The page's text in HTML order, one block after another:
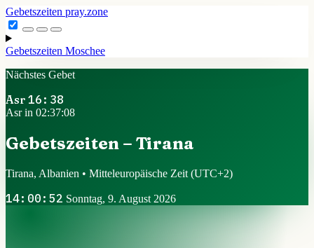
Gebetszeiten pray.zone
Gebetszeiten Moschee
Nächstes Gebet
Asr 16:38
Asr in 02:37:07
Gebetszeiten – Tirana
Tirana, Albanien • Mitteleuropäische Zeit (UTC+2)
14:00:53 Sonntag, 9. August 2026